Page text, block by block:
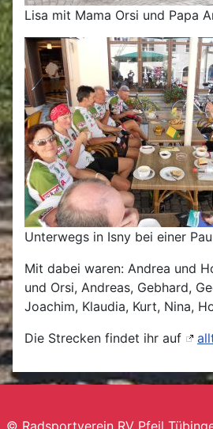
Lisa mit Mama Orsi und Papa
Unterwegs in Isny bei einer
Mit dabei waren: Andrea und
und Orsi, Andreas, Gebhard,
Joachim, Klaudia, Kurt, Nina,
Die Strecken findet ihr auf
© Radsportverein RV Pfeil